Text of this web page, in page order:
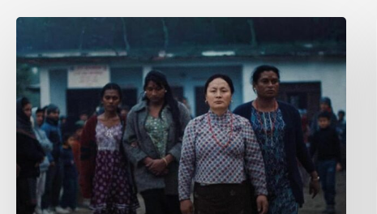
la
Mejor
Creación
Sonora
Cannes
2026